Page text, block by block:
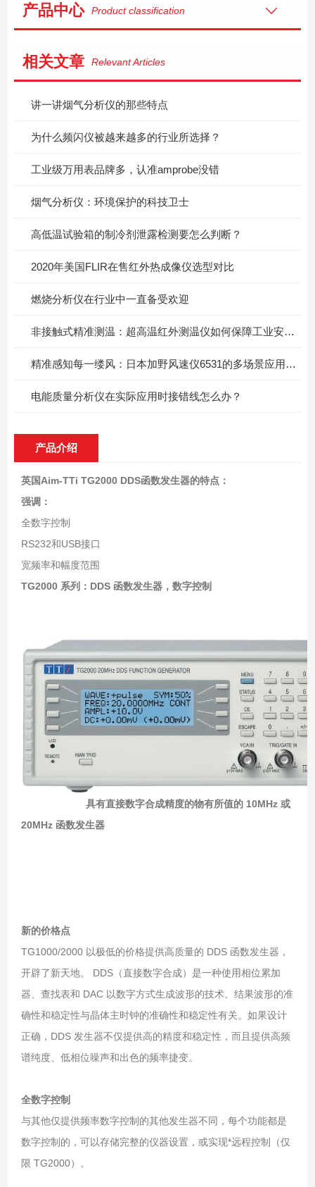
产品中心 Product classification
相关文章 Relevant Articles
讲一讲烟气分析仪的那些特点
为什么频闪仪被越来越多的行业所选择？
工业级万用表品牌多，认准amprobe没错
烟气分析仪：环境保护的科技卫士
高低温试验箱的制冷剂泄露检测要怎么判断？
2020年美国FLIR在售红外热成像仪选型对比
燃烧分析仪在行业中一直备受欢迎
非接触式精准测温：超高温红外测温仪如何保障工业安全与质量？
精准感知每一缕风：日本加野风速仪6531的多场景应用价值
电能质量分析仪在实际应用时接错线怎么办？
产品介绍
英国Aim-TTi TG2000 DDS函数发生器的特点：
强调：
全数字控制
RS232和USB接口
宽频率和幅度范围
TG2000 系列：DDS 函数发生器，数字控制
具有直接数字合成精度的物有所值的 10MHz 或
20MHz 函数发生器
新的价格点
TG1000/2000 以极低的价格提供高质量的 DDS 函数发生器，
开辟了新天地。 DDS（直接数字合成）是一种使用相位累加
器、查找表和 DAC 以数字方式生成波形的技术。结果波形的准
确性和稳定性与晶体主时钟的准确性和稳定性有关。如果设计
正确，DDS 发生器不仅提供高的精度和稳定性，而且提供高频
谱纯度、低相位噪声和出色的频率捷变。
全数字控制
与其他仅提供频率数字控制的其他发生器不同，每个功能都是
数字控制的，可以存储完整的仪器设置，或实现*远程控制（仅
限 TG2000）。